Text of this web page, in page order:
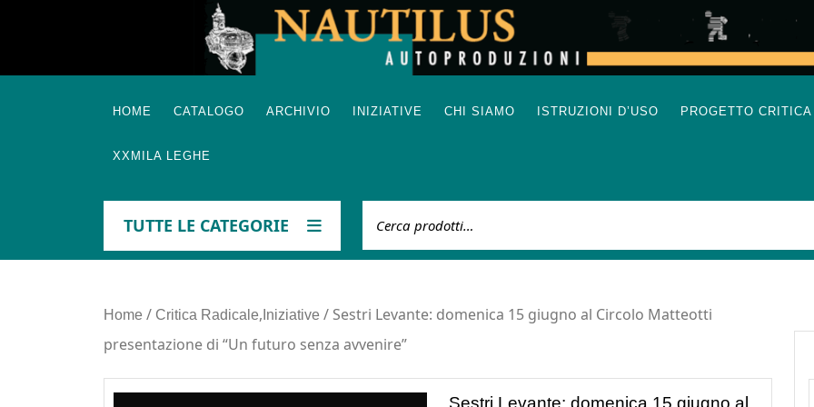
HOME CATALOGO ARCHIVIO INIZIATIVE CHI SIAMO ISTRUZIONI D’USO PROGETTO
XXMILA LEGHE
TUTTE LE CATEGORIE
Home / Critica Radicale, Iniziative / Sestri Levante: domenica 15 giugno al Circolo Matteotti
presentazione di “Un futuro senza avvenire”